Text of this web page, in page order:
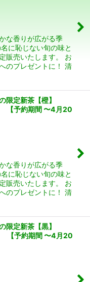
な香りが広がる季
に恥じない旬の味と
販売いたします。 お
のプレゼントに！ 清
限定新茶【橙】
約期間 〜4月20
な香りが広がる季
に恥じない旬の味と
販売いたします。 お
のプレゼントに！ 清
限定新茶【黒】
約期間 〜4月20